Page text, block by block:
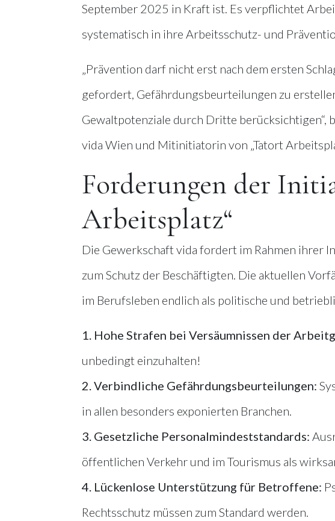
September 2025 in Kraft ist. Es verpflichtet
systematisch in ihre Arbeitsschutz- und
„Prävention darf nicht erst nach dem ersten
gefordert, Gefährdungsbeurteilungen zu
Gewaltpotenziale durch Dritte berücksichtigen“,
vida Wien und Mitinitiatorin von „Tatort
Forderungen der
Arbeitsplatz“
Die Gewerkschaft vida fordert im Rahmen ihrer
zum Schutz der Beschäftigten. Die aktuellen
im Berufsleben endlich als politische und
1. Hohe Strafen bei Versäumnissen der
unbedingt einzuhalten!
2. Verbindliche Gefährdungsbeurteilungen:
in allen besonders exponierten Branchen.
3. Gesetzliche Personalmindeststandards:
öffentlichen Verkehr und im Tourismus als
4. Lückenlose Unterstützung für Betroffene:
Rechtsschutz müssen zum Standard werden.